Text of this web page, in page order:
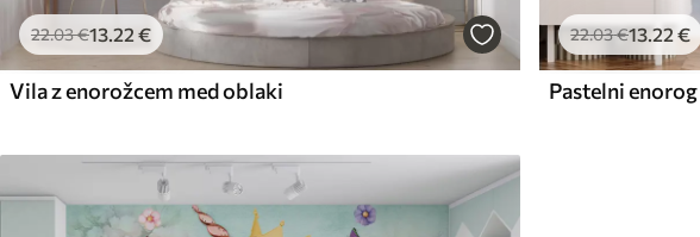
22.03€13 .22 €
Vila z enorožcem med oblaki
22.03€13 .22 €